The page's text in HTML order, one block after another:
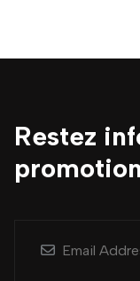
Restez